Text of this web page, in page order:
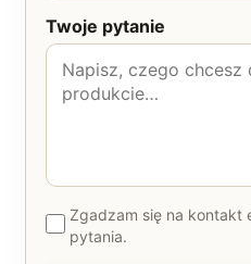
Twoje pytanie
Zgadzam się na kontakt
pytania.